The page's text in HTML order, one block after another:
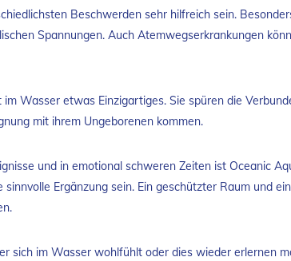
Beschwerden sehr hilfreich sein.
Spannungen. Auch Atemwegserkrankungen
Wasser etwas Einzigartiges. Sie spüren die
mit ihrem Ungeborenen kommen.
und in emotional schweren Zeiten ist Oceanic
Ergänzung sein. Ein geschützter Raum und
sich im Wasser wohlfühlt oder dies wieder erlernen